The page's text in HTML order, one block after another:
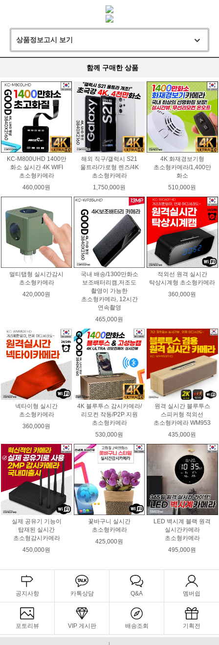
상품정보고시 보기
함께 구매한 상품
KC-M800UHD 1400만
화소 실시간 4K WIFI
초소형카메라
460,000원
해외 직구/갤럭시 S21
울트라/가로형 렌즈/4K
초소형카메라
1,750,000원
4K 화재경보기형
초소형카메라/1,400만
화소
510,000원
멀티탭형 실시간감시
초소형카메라
420,000원
국내 배송/1300만화소
보조배터리캠,저조도
촬영이 가능한
초소형카메라, 12시간
연속촬영
465,000원
적외선 원격 실시간
탁상시계형 초소형카메라
360,000원
넥타이형 실시간
초소형카메라
360,000원
4K 블루투스 감시카메라/
리모컨 작동/P2P 지원
초소형카메라
530,000원
원격 실시간 블루투스
스피커형 적외선
초소형카메라 WM953
435,000원
실제 공유기 기능이
탑재된 실시간
초소형감시카메라
450,000원
꽃바구니 실시간
초소형카메라
425,000원
LED 벽시계 블랙 원격
실시간카메라
초소형카메라
495,000원
공지사항 카톡상담 Q&A 멤버쉽
포토리뷰 VIP 게시판 배송조회 기획전